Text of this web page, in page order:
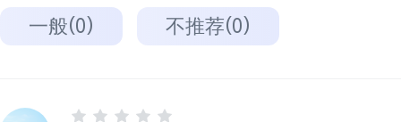
一般(0) 不推荐(0)